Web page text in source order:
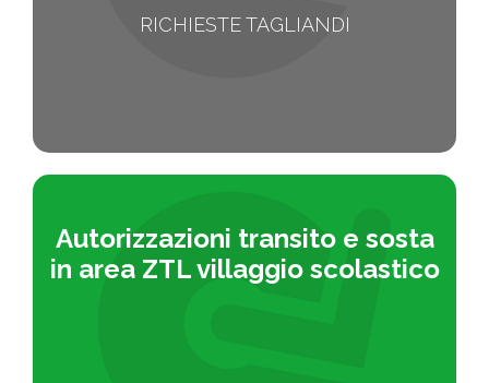
RICHIESTE TAGLIANDI
Autorizzazioni transito e sosta
in area ZTL villaggio scolastico